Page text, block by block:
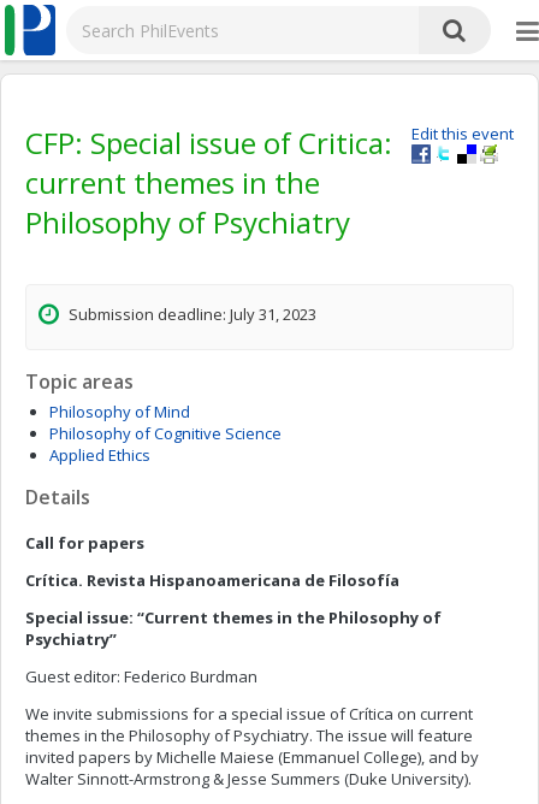
Edit this event
CFP: Special issue of Critica:
current themes in the
Philosophy of Psychiatry
Submission deadline: July 31, 2023
Topic areas
Philosophy of Mind
Philosophy of Cognitive Science
Applied Ethics
Details
Call for papers
Crítica. Revista Hispanoamericana de Filosofía
Special issue: “Current themes in the Philosophy of
Psychiatry”
Guest editor: Federico Burdman
We invite submissions for a special issue of Crítica on current
themes in the Philosophy of Psychiatry. The issue will feature
invited papers by Michelle Maiese (Emmanuel College), and by
Walter Sinnott-Armstrong & Jesse Summers (Duke University).